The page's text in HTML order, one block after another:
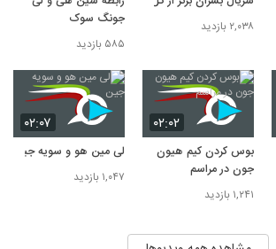
۲,۰۳۸ بازدید
جونگ سوک
۵۸۵ بازدید
۰۲:۰۲
بوس کردن کیم هیون
جون در مراسم
۱,۲۴۱ بازدید
۰۲:۰۷
لی مین هو و سویه جین
۱,۰۴۷ بازدید